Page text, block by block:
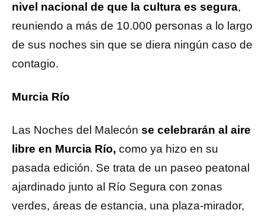
nivel nacional de que la cultura es segura,
reuniendo a más de 10.000 personas a lo largo
de sus noches sin que se diera ningún caso de
contagio.
Murcia Río
Las Noches del Malecón se celebrarán al aire
libre en Murcia Río, como ya hizo en su
pasada edición. Se trata de un paseo peatonal
ajardinado junto al Río Segura con zonas
verdes, áreas de estancia, una plaza-mirador,